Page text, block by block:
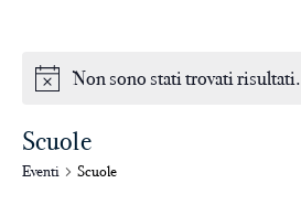
Non sono stati trovati risultati.
Scuole
Eventi Scuole